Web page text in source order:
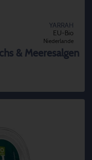
YARRAH
EU-Bio
Niederlande
& Meeresalgen